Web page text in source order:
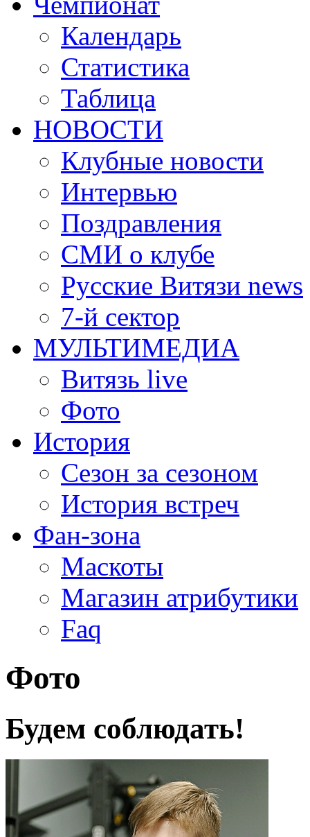
Календарь
Статистика
Таблица
НОВОСТИ
Клубные новости
Интервью
Поздравления
СМИ о клубе
Русские Витязи news
7-й сектор
МУЛЬТИМЕДИА
Витязь live
Фото
История
Сезон за сезоном
История встреч
Фан-зона
Маскоты
Магазин атрибутики
Faq
Фото
Будем соблюдать!